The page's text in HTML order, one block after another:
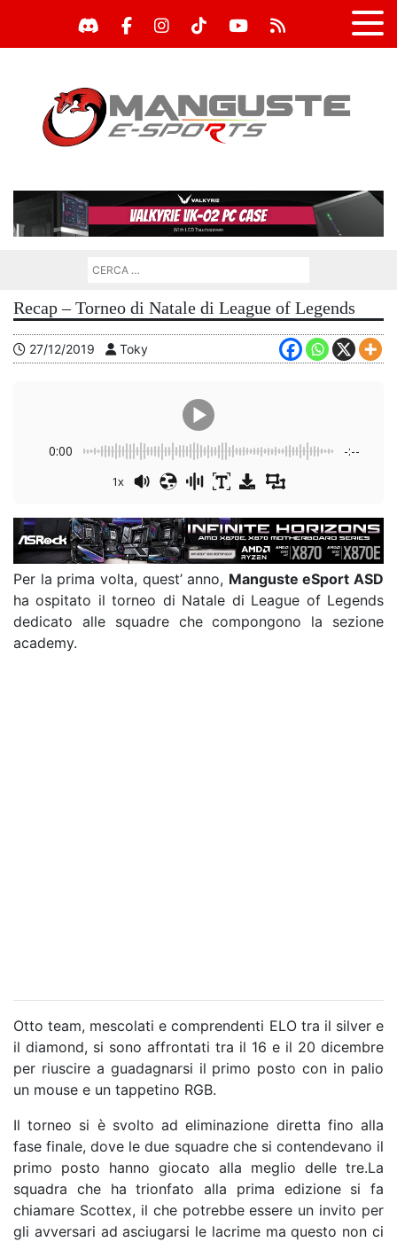
Recap – Torneo di Natale di League of Legends
27/12/2019 Toky
0:00 -:--
1x
Per la prima volta, quest’ anno, Manguste eSport ASD
ha ospitato il torneo di Natale di League of Legends
dedicato alle squadre che compongono la sezione
academy.
Otto team, mescolati e comprendenti ELO tra il silver e
il diamond, si sono affrontati tra il 16 e il 20 dicembre
per riuscire a guadagnarsi il primo posto con in palio
un mouse e un tappetino RGB.
Il torneo si è svolto ad eliminazione diretta fino alla
fase finale, dove le due squadre che si contendevano il
primo posto hanno giocato alla meglio delle tre.La
squadra che ha trionfato alla prima edizione si fa
chiamare Scottex, il che potrebbe essere un invito per
gli avversari ad asciugarsi le lacrime ma questo non ci